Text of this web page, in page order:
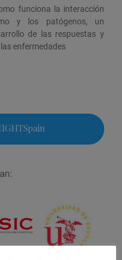
funciona la interacción
y los patógenos, un
de las respuestas y
enfermedades